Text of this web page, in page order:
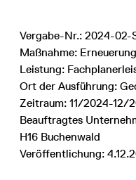
Vergabe-Nr.: 2024-02-
Maßnahme:
Leistung:
Ort der Ausführung:
Zeitraum: 11/2024-12/
Beauftragtes
H16 Buchenwald
Veröffentlichung: